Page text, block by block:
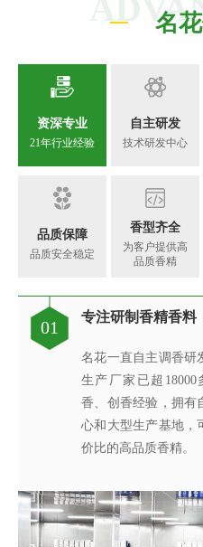
名
资深专业
21年行业经验
自主研发
技术研发中心
品质保障
品质安全稳定
香型齐全
为客户提供高
品质香精
01
专注研制香精香料
名花一直自主调香研
生产厂家已超
香、创香经验，拥有
心和大型生产基地，
价比的
02
香精香料工程技术
名花凝聚了一支博士
所院校建立起产、学
承担有国家、省、
东省香精香料工程技
03
每一味香皆是调香
创香是建立在大量应
术于一体的创造性
好，捕捉灵感的瞬间
造出令人愉悦的香精
定、健康的条件下，
04
针对客户的要求提
名花的应用及技术服
工程师从事香精香
时，名花也积极参与
对客户的要求提供相
户的新品开发提供具
05
完善的质量管理体
名花质量保证体系由
技术人员组成，基于
质量管理体系、先进
半成品到成品的全流
和安全性。
06
专注研制香精香料
名花一直自主调香研
生产厂家已超
香、创香经验，拥有
心和大型生产基地，
价比的
07
现代化高标准香精
名花斥巨资在广东省
基地，配置有先进的
达8000吨以上，为名
同行业的交货速度奠
厂商提供高品质香精!
08
真心酿香味 芬芳
名花公司之所以能在
们从客户的角度着想
量以及缩短交货期的
司启动应急机制并发
专业高效优势，及时